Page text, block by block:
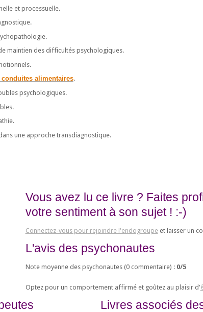
et processuelle.
maintien des difficultés psychologiques.
alimentaires.
psychologiques.
une approche transdiagnostique.
Vous avez lu ce livre ? Faites
votre sentiment à son sujet ! :-)
Connectez-vous pour rejoindre l'endogroupeet laisser un
L'avis des psychonautes
Note moyenne des psychonautes (0commentaire) : 0/5
Optez pour un comportement affirmé et goûtez au plaisir d'
Livres associés